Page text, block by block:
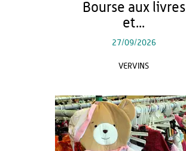
Bourse aux livres
et...
27/09/2026
VERVINS